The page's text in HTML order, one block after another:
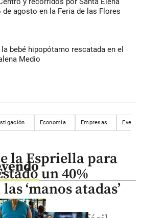
de agosto en la Feria de las Flores
bebé hipopótamo rescatada en el
Medio
Economía Empresas
la Espriella para
un 40%
‘manos atadas’